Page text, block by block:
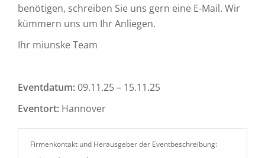
benötigen, schreiben Sie uns gern eine E-Mail. Wir
kümmern uns um Ihr Anliegen.
Ihr miunske Team
Eventdatum:09.11.25 – 15.11.25
Eventort: Hannover
Firmenkontakt und Herausgeber der Eventbeschreibung: